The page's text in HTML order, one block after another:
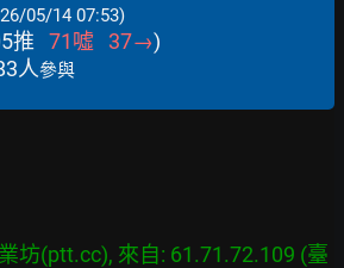
05/14 07:53)
推 71噓 37→)
人參與
坊(ptt.cc), 來自: 61.71.72.109 (臺